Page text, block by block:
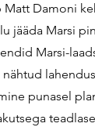
Damoni
Marsi
Marsi-
punasel